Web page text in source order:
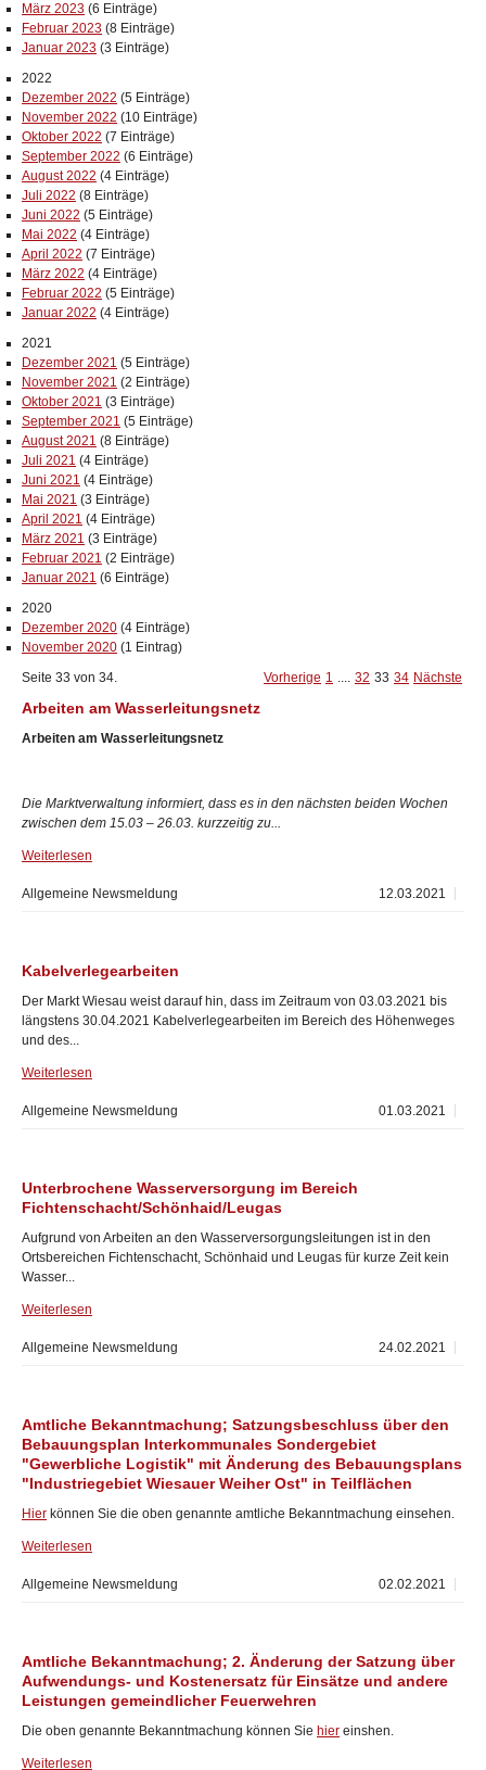
März 2023 (6 Einträge)
Februar 2023 (8 Einträge)
Januar 2023 (3 Einträge)
2022
Dezember 2022 (5 Einträge)
November 2022 (10 Einträge)
Oktober 2022 (7 Einträge)
September 2022 (6 Einträge)
August 2022 (4 Einträge)
Juli 2022 (8 Einträge)
Juni 2022 (5 Einträge)
Mai 2022 (4 Einträge)
April 2022 (7 Einträge)
März 2022 (4 Einträge)
Februar 2022 (5 Einträge)
Januar 2022 (4 Einträge)
2021
Dezember 2021 (5 Einträge)
November 2021 (2 Einträge)
Oktober 2021 (3 Einträge)
September 2021 (5 Einträge)
August 2021 (8 Einträge)
Juli 2021 (4 Einträge)
Juni 2021 (4 Einträge)
Mai 2021 (3 Einträge)
April 2021 (4 Einträge)
März 2021 (3 Einträge)
Februar 2021 (2 Einträge)
Januar 2021 (6 Einträge)
2020
Dezember 2020 (4 Einträge)
November 2020 (1 Eintrag)
Seite 33 von 34.
Vorherige 1 .... 32 33 34 Nächste
Arbeiten am Wasserleitungsnetz
Arbeiten am Wasserleitungsnetz
Die Marktverwaltung informiert, dass es in den nächsten beiden Wochen
zwischen dem 15.03 – 26.03. kurzzeitig zu...
Weiterlesen
12.03.2021
Allgemeine Newsmeldung
Kabelverlegearbeiten
Der Markt Wiesau weist darauf hin, dass im Zeitraum von 03.03.2021 bis
längstens 30.04.2021 Kabelverlegearbeiten im Bereich des Höhenweges
und des...
Weiterlesen
01.03.2021
Allgemeine Newsmeldung
Unterbrochene Wasserversorgung im Bereich
Fichtenschacht/Schönhaid/Leugas
Aufgrund von Arbeiten an den Wasserversorgungsleitungen ist in den
Ortsbereichen Fichtenschacht, Schönhaid und Leugas für kurze Zeit kein
Wasser...
Weiterlesen
24.02.2021
Allgemeine Newsmeldung
Amtliche Bekanntmachung; Satzungsbeschluss über den
Bebauungsplan Interkommunales Sondergebiet
"Gewerbliche Logistik" mit Änderung des Bebauungsplans
"Industriegebiet Wiesauer Weiher Ost" in Teilflächen
Hier können Sie die oben genannte amtliche Bekanntmachung einsehen.
Weiterlesen
02.02.2021
Allgemeine Newsmeldung
Amtliche Bekanntmachung; 2. Änderung der Satzung über
Aufwendungs- und Kostenersatz für Einsätze und andere
Leistungen gemeindlicher Feuerwehren
Die oben genannte Bekanntmachung können Sie hier einshen.
Weiterlesen